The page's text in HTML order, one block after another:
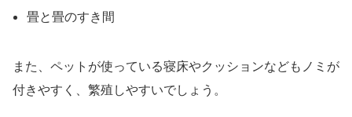
畳と畳のすき間
また、ペットが使っている寝床やクッションなどもノミが
付きやすく、繁殖しやすいでしょう。